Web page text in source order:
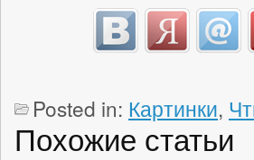
Posted in: Картинки,
Похожие статьи